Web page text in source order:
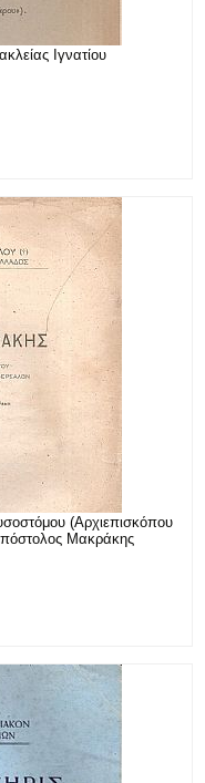
Ιγνατίου
(Αρχιεπισκόπου
Μακράκης